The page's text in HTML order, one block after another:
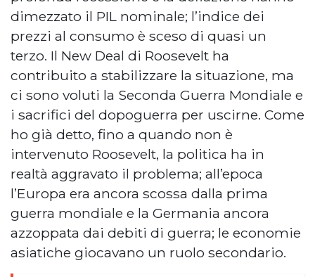
dimezzato il PIL nominale; l’indice dei
prezzi al consumo è sceso di quasi un
terzo. Il New Deal di Roosevelt ha
contribuito a stabilizzare la situazione, ma
ci sono voluti la Seconda Guerra Mondiale e
i sacrifici del dopoguerra per uscirne. Come
ho già detto, fino a quando non è
intervenuto Roosevelt, la politica ha in
realtà aggravato il problema; all’epoca
l’Europa era ancora scossa dalla prima
guerra mondiale e la Germania ancora
azzoppata dai debiti di guerra; le economie
asiatiche giocavano un ruolo secondario.